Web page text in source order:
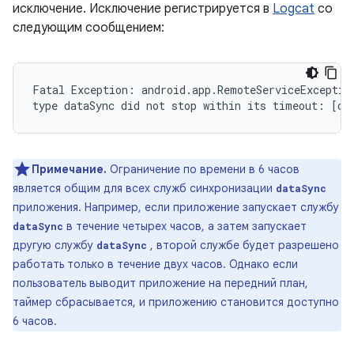
исключение. Исключение регистрируется в Logcat со
следующим сообщением:
Fatal Exception:
Примечание. Ограничение по времени в 6 часов
является общим для всех служб синхронизации dataSync
приложения. Например, если приложение запускает службу
dataSync в течение четырех часов, а затем запускает
другую службу dataSync , второй службе будет разрешено
работать только в течение двух часов. Однако если
пользователь выводит приложение на передний план,
таймер сбрасывается, и приложению становится доступно
6 часов.